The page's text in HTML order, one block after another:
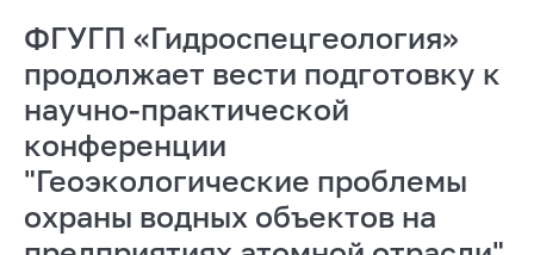
ФГУГП «Гидроспецгеология»
продолжает вести подготовку к
научно-практической
конференции
"Геоэкологические проблемы
охраны водных объектов на